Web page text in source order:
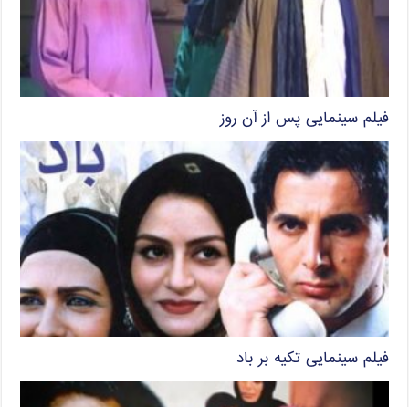
فیلم سینمایی پس از آن روز
فیلم سینمایی تکیه بر باد